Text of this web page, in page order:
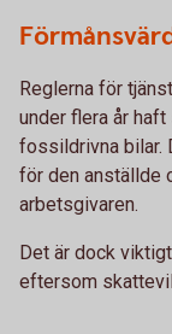
Reglerna för
under flera år
fossildrivna bilar.
för den anställde
arbetsgivaren.
Det är dock
eftersom